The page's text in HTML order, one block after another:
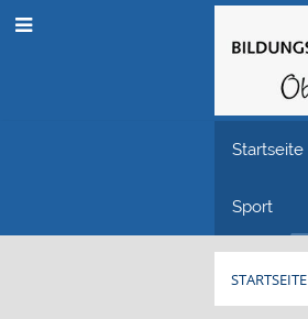
Startseite
Sport
STARTSEITE